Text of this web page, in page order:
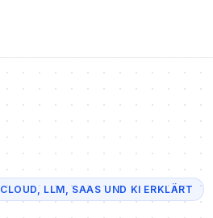
CLOUD, LLM, SAAS UND KI ERKLÄRT